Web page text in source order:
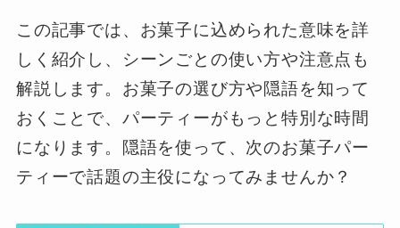
この記事では、お菓子に込められた意味を詳
しく紹介し、シーンごとの使い方や注意点も
解説します。お菓子の選び方や隠語を知って
おくことで、パーティーがもっと特別な時間
になります。隠語を使って、次のお菓子パー
ティーで話題の主役になってみませんか？